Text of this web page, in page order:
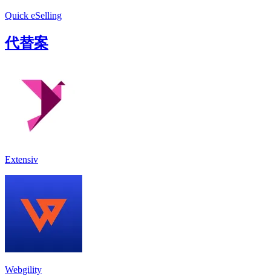
Quick eSelling
代替案
Extensiv
Webgility